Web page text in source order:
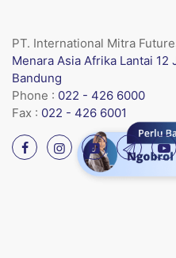
PT. International Mitra
Menara Asia Afrika Lantai 12
Bandung
Phone : 022 - 426 6000
Fax : 022 - 426 6001